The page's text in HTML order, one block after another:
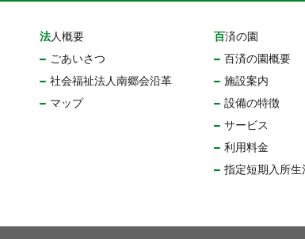
法人概要
ごあいさつ
社会福祉法人南郷会沿革
マップ
百済の園
百済の園概要
施設案内
設備の特徴
サービス
利用料金
指定短期入所